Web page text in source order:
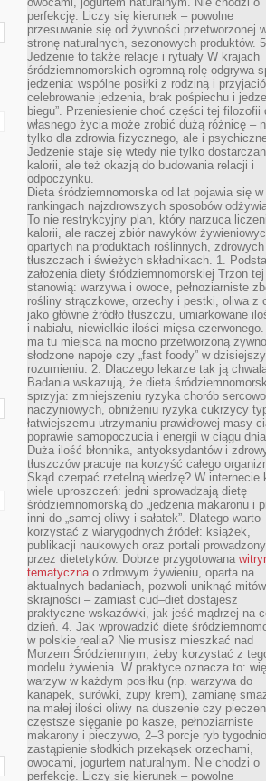
perfekcję. Liczy się kierunek – powolne
przesuwanie się od żywności przetworzonej
stronę naturalnych, sezonowych produktów.
Jedzenie to także relacje i rytuały W krajach
śródziemnomorskich ogromną rolę odgrywa
jedzenia: wspólne posiłki z rodziną i
celebrowanie jedzenia, brak pośpiechu i
biegu”. Przeniesienie choć części tej filozofii
własnego życia może zrobić dużą różnicę –
tylko dla zdrowia fizycznego, ale i
Jedzenie staje się wtedy nie tylko
kalorii, ale też okazją do budowania relacji i
odpoczynku.
Dieta śródziemnomorska od lat pojawia się w
rankingach najzdrowszych sposobów
To nie restrykcyjny plan, który narzuca
kalorii, ale raczej zbiór nawyków
opartych na produktach roślinnych, zdrowych
tłuszczach i świeżych składnikach. 1.
założenia diety śródziemnomorskiej Trzon
stanowią: warzywa i owoce, pełnoziarniste
rośliny strączkowe, orzechy i pestki, oliwa z
jako główne źródło tłuszczu, umiarkowane
i nabiału, niewielkie ilości mięsa
ma tu miejsca na mocno przetworzoną
słodzone napoje czy „fast foody” w
rozumieniu. 2. Dlaczego lekarze tak ją
Badania wskazują, że dieta
sprzyja: zmniejszeniu ryzyka chorób
naczyniowych, obniżeniu ryzyka cukrzycy
łatwiejszemu utrzymaniu prawidłowej masy
poprawie samopoczucia i energii w ciągu
Duża ilość błonnika, antyoksydantów i
tłuszczów pracuje na korzyść całego
Skąd czerpać rzetelną wiedzę? W internecie
wiele uproszczeń: jedni sprowadzają dietę
śródziemnomorską do „jedzenia makaronu i
inni do „samej oliwy i sałatek”. Dlatego warto
korzystać z wiarygodnych źródeł: książek,
publikacji naukowych oraz portali
przez dietetyków. Dobrze przygotowana
tematycznao zdrowym żywieniu, oparta na
aktualnych badaniach, pozwoli uniknąć
skrajności – zamiast cud–diet dostajesz
praktyczne wskazówki, jak jeść mądrzej na
dzień. 4. Jak wprowadzić dietę
w polskie realia? Nie musisz mieszkać nad
Morzem Śródziemnym, żeby korzystać z
modelu żywienia. W praktyce oznacza to:
warzyw w każdym posiłku (np. warzywa do
kanapek, surówki, zupy krem), zamianę
na małej ilości oliwy na duszenie czy
częstsze sięganie po kasze, pełnoziarniste
makarony i pieczywo, 2–3 porcje ryb
zastąpienie słodkich przekąsek orzechami,
owocami, jogurtem naturalnym. Nie chodzi o
perfekcję. Liczy się kierunek – powolne